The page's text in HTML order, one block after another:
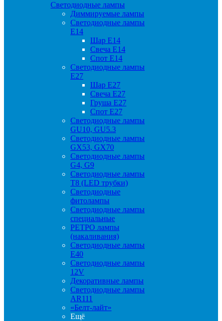
Светодиодные лампы
Диммируемые лампы
Светодиодные лампы
Е14
Шар Е14
Свеча Е14
Спот Е14
Светодиодные лампы
Е27
Шар Е27
Свеча Е27
Груша Е27
Спот Е27
Светодиодные лампы
GU10, GU5.3
Светодиодные лампы
GX53, GX70
Светодиодные лампы
G4, G9
Светодиодные лампы
Т8 (LED трубки)
Светодиодные
фитолампы
Светодиодные лампы
специальные
РЕТРО лампы
(накаливания)
Светодиодные лампы
E40
Светодиодные лампы
12V
Декоративные лампы
Светодиодные лампы
AR111
«Белт-лайт»
Ещё